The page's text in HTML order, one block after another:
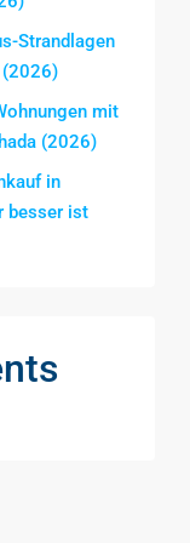
Strandlagen
(2026)
mit
(2026)
in
besser ist